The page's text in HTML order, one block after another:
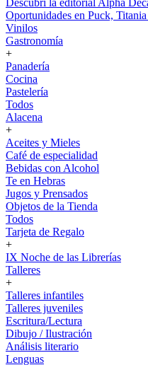
Descubrí la editorial Alpha
Oportunidades en Puck,
Vinilos
Gastronomía
+
Panadería
Cocina
Pastelería
Todos
Alacena
+
Aceites y Mieles
Café de especialidad
Bebidas con Alcohol
Te en Hebras
Jugos y Prensados
Objetos de la Tienda
Todos
Tarjeta de Regalo
+
IX Noche de las Librerías
Talleres
+
Talleres infantiles
Talleres juveniles
Escritura/Lectura
Dibujo / Ilustración
Análisis literario
Lenguas